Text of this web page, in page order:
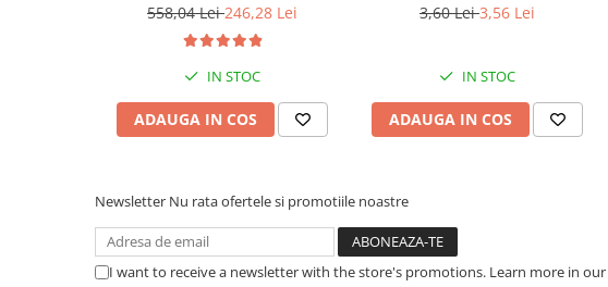
Căști Gaming & Consumer
Ecrane Digital Signage
Ecrane Touchscreen Digital Signage
Proiectoare
558,04 Lei246,28 Lei
IN STOC
ADAUGA IN COS
3,60 Lei3,56 Lei
IN STOC
ADAUGA IN COS
Newsletter Nu rata ofertele si promotiile noastre
I want to receive a newsletter with the store's promotions. Learn more in our